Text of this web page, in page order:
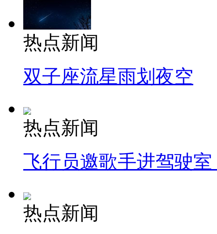
热点新闻
双子座流星雨划夜空
热点新闻
飞行员邀歌手进驾驶
热点新闻